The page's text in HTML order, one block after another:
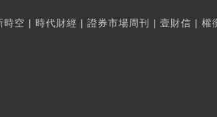
時空 | 時代財經 | 證券市場周刊 | 壹財信 | 權